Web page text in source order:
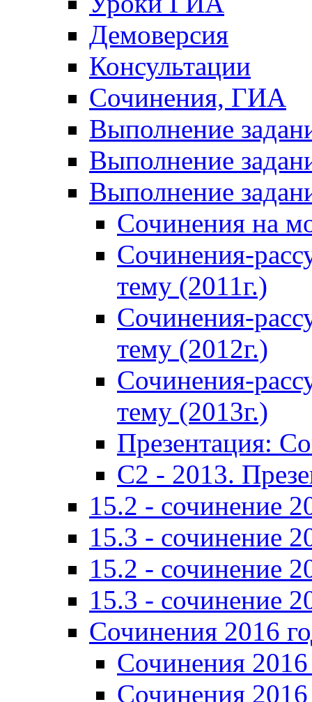
Демоверсия
Консультации
Сочинения, ГИА
Выполнение
Выполнение
Выполнение
Сочинения на
Сочинения-
тему (2011г.)
Сочинения-
тему (2012г.)
Сочинения-
тему (2013г.)
Презентация:
C2 - 2013.
15.2 - сочинение
15.3 - сочинение
15.2 - сочинение
15.3 - сочинение
Сочинения 2016
Сочинения
Сочинения